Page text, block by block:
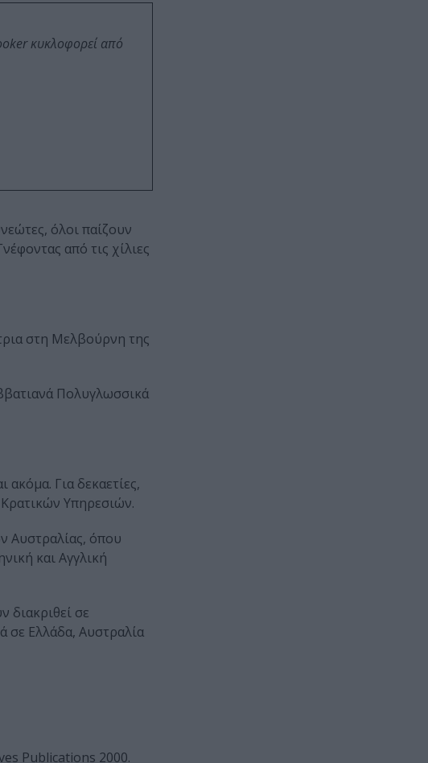
κυκλοφορεί από
όλοι παίζουν
από τις χίλιες
στη Μελβούρνη της
Πολυγλωσσικά
Για δεκαετίες,
Υπηρεσιών.
Αυστραλίας, όπου
και Αγγλική
διακριθεί σε
σε Ελλάδα, Αυστραλία
Publications 2000.